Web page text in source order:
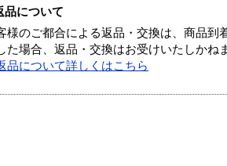
品について
様のご都合による返品・交換は、商品到
た場合、返品・交換はお受けいたしかね
品について詳しくはこちら